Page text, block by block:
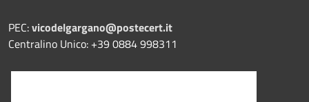
PEC:vicodelgargano@postecert.it
Centralino Unico: +39 0884 998311